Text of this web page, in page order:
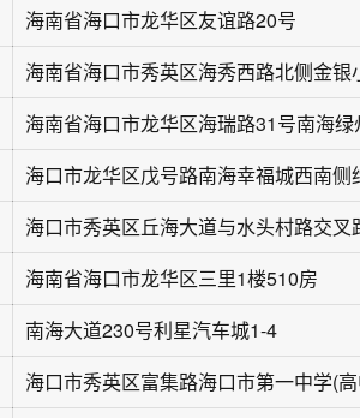
海南省海口市龙华区友谊路20号
海南省海口市龙华区海瑞路31号南海绿
海口市龙华区戊号路南海幸福城西南侧
海南省海口市龙华区三里1楼510房
南海大道230号利星汽车城1-4